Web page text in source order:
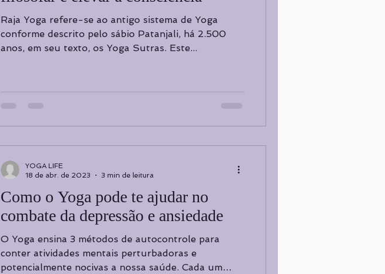
Raja Yoga refere-se ao antigo sistema de Yoga
conforme descrito pelo sábio Patanjali, há 2.500
anos, em seu texto, os Yoga Sutras. Este...
Como o Yoga pode te ajudar no
combate da depressão e ansiedade
O Yoga ensina 3 métodos de autocontrole para
conter atividades mentais perturbadoras e
potencialmente nocivas a nossa saúde. Cada um
YOGA LIFE
18 de abr. de 2023
3 min de leitura